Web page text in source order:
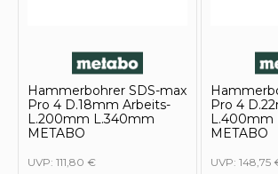
Hammerbohrer SDS-max
Pro 4 D.18mm Arbeits-
L.200mm L.340mm
METABO
UVP: 111,80 €
Pro 4
L.400mm
METABO
UVP: 148,75